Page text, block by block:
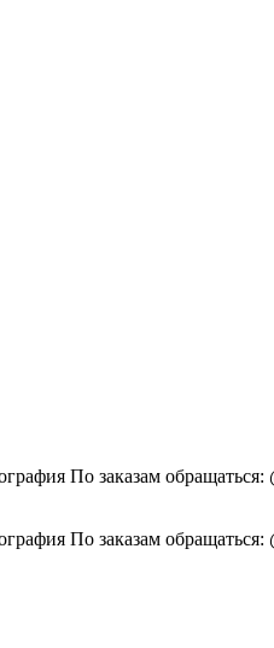
По заказам обращаться:
По заказам обращаться: